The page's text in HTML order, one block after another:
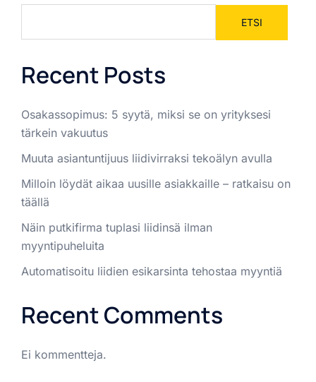
ETSI
Recent Posts
Osakassopimus: 5 syytä, miksi se on yrityksesi
tärkein vakuutus
Muuta asiantuntijuus liidivirraksi tekoälyn avulla
Milloin löydät aikaa uusille asiakkaille – ratkaisu on
täällä
Näin putkifirma tuplasi liidinsä ilman
myyntipuheluita
Automatisoitu liidien esikarsinta tehostaa myyntiä
Recent Comments
Ei kommentteja.